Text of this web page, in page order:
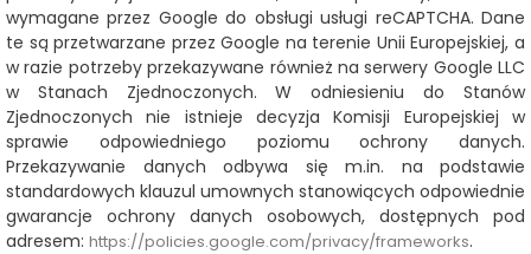
wymagane przez Google do obsługi usługi reCAPTCHA. Dane
te są przetwarzane przez Google na terenie Unii Europejskiej, a
w razie potrzeby przekazywane również na serwery Google LLC
w Stanach Zjednoczonych. W odniesieniu do Stanów
Zjednoczonych nie istnieje decyzja Komisji Europejskiej w
sprawie odpowiedniego poziomu ochrony danych.
Przekazywanie danych odbywa się m.in. na podstawie
standardowych klauzul umownych stanowiących odpowiednie
gwarancje ochrony danych osobowych, dostępnych pod
adresem: https://policies.google.com/privacy/frameworks.